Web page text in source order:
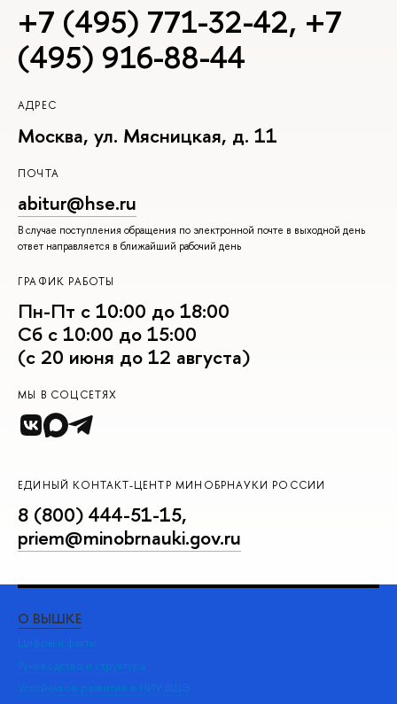
+7 (495) 771-32-42, +7
(495) 916-88-44
АДРЕС
Москва, ул. Мясницкая, д. 11
ПОЧТА
abitur@hse.ru
В случае поступления обращения по электронной почте в выходной день
ответ направляется в ближайший рабочий день
ГРАФИК РАБОТЫ
Пн-Пт с 10:00 до 18:00
Сб с 10:00 до 15:00
(с 20 июня до 12 августа)
МЫ В СОЦСЕТЯХ
ЕДИНЫЙ КОНТАКТ-ЦЕНТР МИНОБРНАУКИ РОССИИ
8 (800) 444-51-15,
priem@minobrnauki.gov.ru
О ВЫШКЕ
Цифры и факты
Руководство и структура
Устойчивое развитие в НИУ ВШЭ